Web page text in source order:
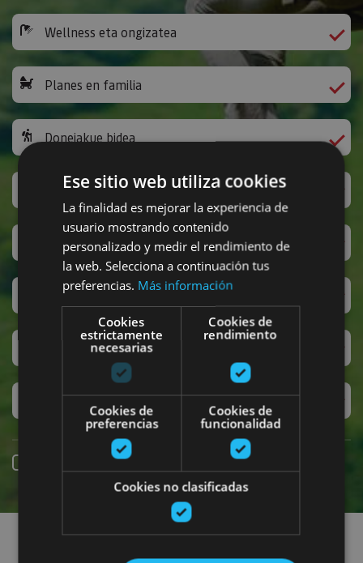
Wellness eta ongizatea
Planes en familia
Donejakue bidea
Jarduera ludikoak eta bestelakoak
Sanferminak
Accesibilidad
Turismo regenerativo
Experiencias exclusivas
Online erreserba
Planak aurkitu
Ese sitio web utiliza cookies
La finalidad es mejorar la experiencia de
usuario mostrando contenido
personalizado y medir el rendimiento de
la web. Selecciona a continuación tus
preferencias. Más información
Cookies
estrictamente
necesarias
Cookies de
rendimiento
Cookies de
preferencias
Cookies de
funcionalidad
Cookies no clasificadas